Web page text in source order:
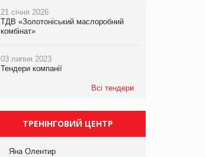
виробництва
компанії «УкраМарин»
21 січня 2026
ТДВ «Золотоніський маслоробний
комбінат»
03 липня 2023
Тендери компанії
Всі тендери
ТРЕНІНГОВИЙ ЦЕНТР
Яна Олентир